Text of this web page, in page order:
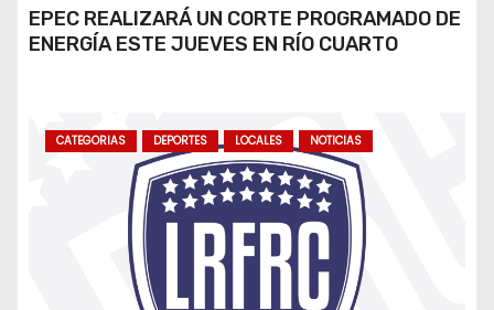
EPEC REALIZARÁ UN CORTE PROGRAMADO DE
ENERGÍA ESTE JUEVES EN RÍO CUARTO
CATEGORIAS DEPORTES LOCALES NOTICIAS